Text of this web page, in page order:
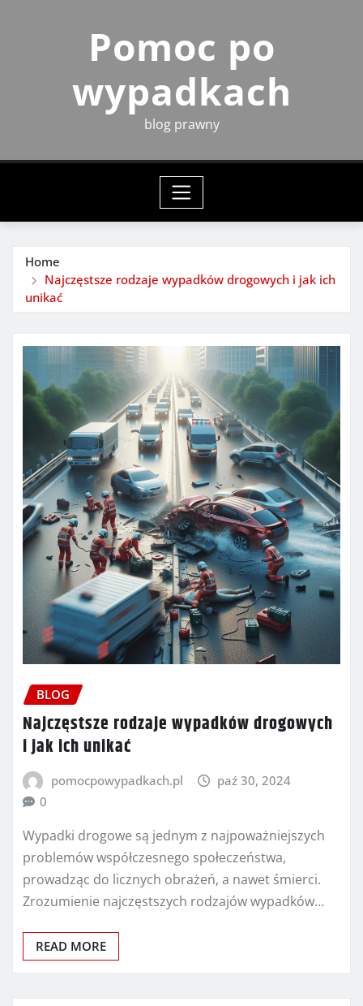
Pomoc po
wypadkach
blog prawny
Home
Najczęstsze rodzaje wypadków drogowych i jak ich
unikać
BLOG
Najczęstsze rodzaje wypadków drogowych
i jak ich unikać
pomocpowypadkach.pl
paź 30, 2024
0
Wypadki drogowe są jednym z najpoważniejszych
problemów współczesnego społeczeństwa,
prowadząc do licznych obrażeń, a nawet śmierci.
Zrozumienie najczęstszych rodzajów wypadków…
READ MORE